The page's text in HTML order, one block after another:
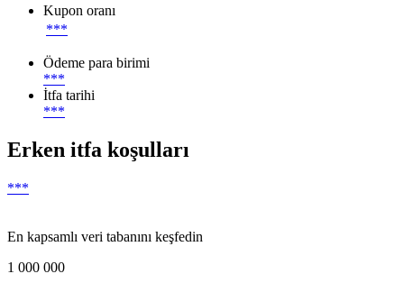
Kupon oranı
***
Ödeme para birimi
***
İtfa tarihi
***
Erken itfa koşulları
***
En kapsamlı veri tabanını keşfedin
1 000 000